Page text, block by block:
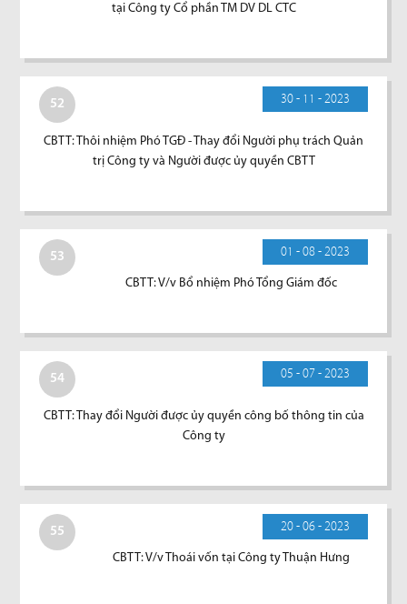
tại Công ty Cổ phần TM DV DL CTC
52 30 - 11 - 2023
CBTT: Thôi nhiệm Phó TGĐ - Thay đổi Người phụ trách Quản
trị Công ty và Người được ủy quyền CBTT
53 01 - 08 - 2023
CBTT: V/v Bổ nhiệm Phó Tổng Giám đốc
54 05 - 07 - 2023
CBTT: Thay đổi Người được ủy quyền công bố thông tin của
Công ty
55 20 - 06 - 2023
CBTT: V/v Thoái vốn tại Công ty Thuận Hưng